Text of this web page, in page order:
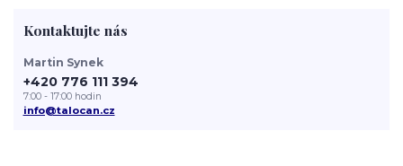
Kontaktujte nás
Martin Synek
+420 776 111 394
7:00 - 17:00 hodin
info@talocan.cz